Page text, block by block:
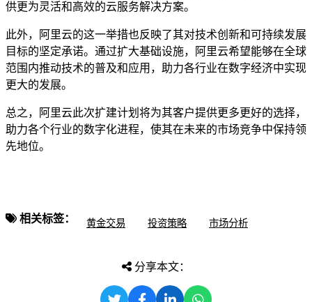
供更为灵活和高效的云服务解决方案。
此外，阿里云的这一举措也反映了其对技术创新和可持续发展
目标的坚定承诺。通过扩大基础设施，阿里云希望能够在全球
范围内推动技术的普及和应用，助力各行业在数字经济中实现
更大的发展。
总之，阿里云此次扩建计划将为其客户提供更多更好的选择，
助力各个行业的数字化进程，使其在未来的市场竞争中保持领
先地位。
相关标签： 黄金交易 投资策略 市场分析
分享本文：